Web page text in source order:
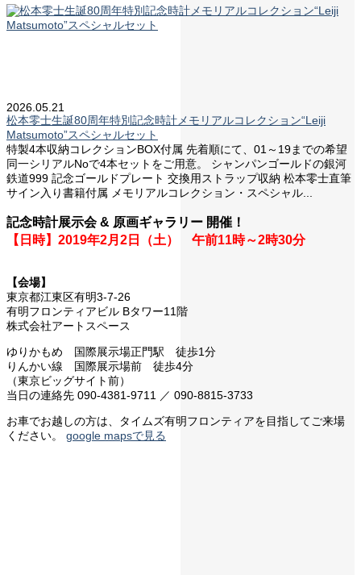
2026.05.21
松本零士生誕80周年特別記念時計メモリアルコレクション“Leiji
Matsumoto”スペシャルセット
特製4本収納コレクションBOX付属 先着順にて、01～19までの希望
同一シリアルNoで4本セットをご用意。 シャンパンゴールドの銀河
鉄道999 記念ゴールドプレート 交換用ストラップ収納 松本零士直筆
サイン入り書籍付属 メモリアルコレクション・スペシャル...
記念時計展示会 & 原画ギャラリー 開催！
【日時】2019年2月2日（土） 午前11時～2時30分
【会場】
東京都江東区有明3-7-26
有明フロンティアビル Bタワー11階
株式会社アートスペース
ゆりかもめ 国際展示場正門駅 徒歩1分
りんかい線 国際展示場前 徒歩4分
（東京ビッグサイト前）
当日の連絡先 090-4381-9711 ／ 090-8815-3733
お車でお越しの方は、タイムズ有明フロンティアを目指してご来場
ください。 google mapsで見る